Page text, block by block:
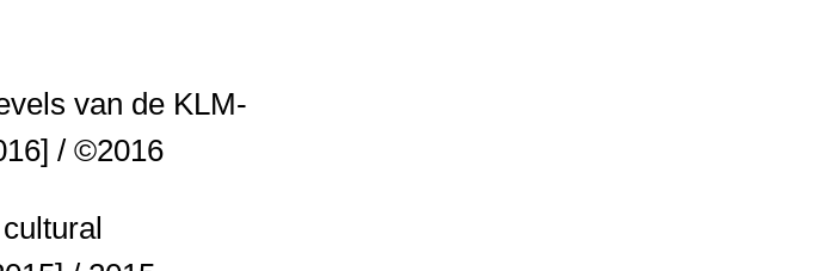
van de KLM-
/ ©2016